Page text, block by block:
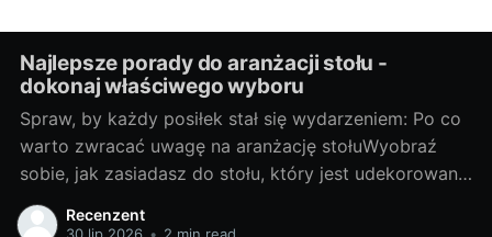
Najlepsze porady do aranżacji stołu -
dokonaj właściwego wyboru
Spraw, by każdy posiłek stał się wydarzeniem: Po co
warto zwracać uwagę na aranżację stołuWyobraź
sobie, jak zasiadasz do stołu, który jest udekorowany
z troską i wyobraźnią. Każda filiżanka, talerz i
sztućce są umieszczone na miejscu, tworząc piękną
Recenzent